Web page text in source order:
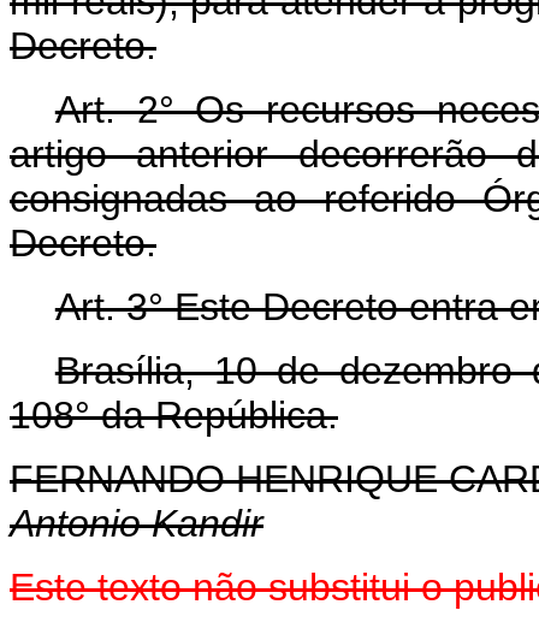
Decreto.
Art. 2° Os recursos
artigo anterior decorrerão
consignadas ao referido
Decreto.
Art. 3° Este Decreto entra
Brasília, 10 de dezembro
108° da República.
FERNANDO HENRIQUE
Antonio Kandir
Este texto não substitui o